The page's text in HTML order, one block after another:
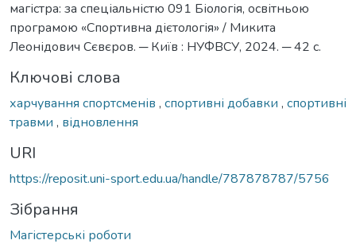
магістра: за спеціальністю 091 Біологія, освітньою
програмою «Спортивна дієтологія» / Микита
Леонідович Сєвєров. ─ Київ : НУФВСУ, 2024. ─ 42 с.
Ключові слова
харчування спортсменів , спортивні добавки , спортивні
травми , відновлення
URI
https://reposit.uni-sport.edu.ua/handle/787878787/5756
Зібрання
Магістерські роботи